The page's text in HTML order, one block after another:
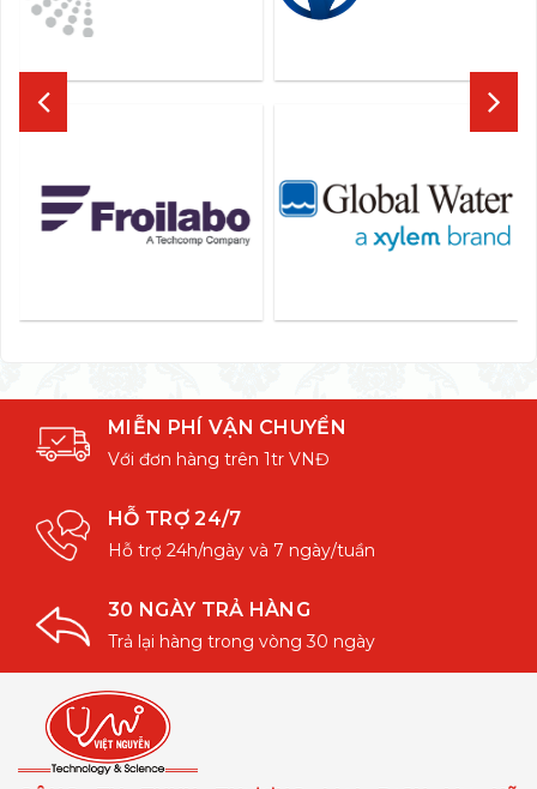
MIỄN PHÍ VẬN CHUYỂN
Với đơn hàng trên 1tr VNĐ
HỖ TRỢ 24/7
Hỗ trợ 24h/ngày và 7 ngày/tuần
30 NGÀY TRẢ HÀNG
Trả lại hàng trong vòng 30 ngày